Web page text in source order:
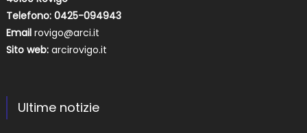
Telefono: 0425-094943
Email rovigo@arci.it
Sito web: arcirovigo.it
Ultime notizie